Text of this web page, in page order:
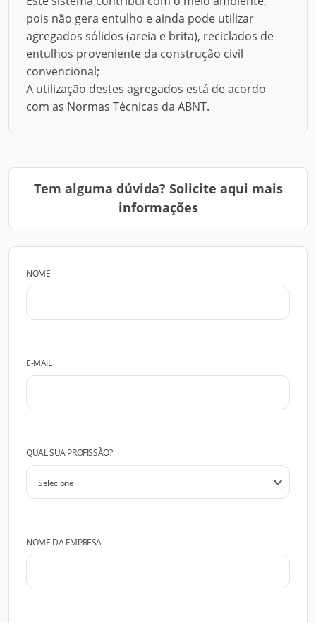
pois não gera entulho e ainda pode utilizar
agregados sólidos (areia e brita), reciclados de
entulhos proveniente da construção civil
convencional;
A utilização destes agregados está de acordo
com as Normas Técnicas da ABNT.
Tem alguma dúvida? Solicite aqui mais
informações
NOME
E-MAIL
QUAL SUA PROFISSÃO?
NOME DA EMPRESA